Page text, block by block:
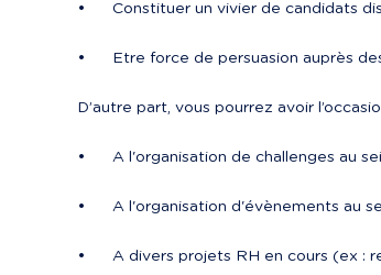
•	Constituer un vivier de candidats
•	Etre force de persuasion auprès
D’autre part, vous pourrez avoir
•	A l'organisation de challenges au
•	A l'organisation d'évènements au
•	A divers projets RH en cours (ex : refonte de la fiche d’entretien, création et rédaction d’annonces, GPEC, fiches métiers,